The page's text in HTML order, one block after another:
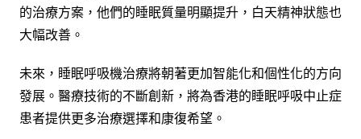
的治療方案，他們的睡眠質量明顯提升，白天精神狀態也
大幅改善。
未來，睡眠呼吸機治療將朝著更加智能化和個性化的方向
發展。醫療技術的不斷創新，將為香港的睡眠呼吸中止症
患者提供更多治療選擇和康復希望。